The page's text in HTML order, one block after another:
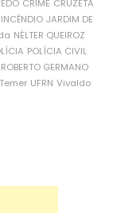
CRIME CRUZETA
INCÊNDIO JARDIM DE
NÉLTER QUEIROZ
POLÍCIA CIVIL
ROBERTO GERMANO
Temer UFRN Vivaldo